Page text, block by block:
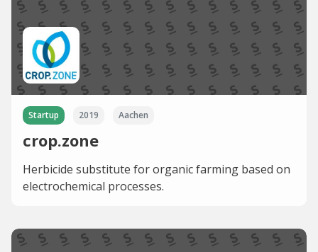
Startup 2019 Aachen
crop.zone
Herbicide substitute for organic farming based on
electrochemical processes.